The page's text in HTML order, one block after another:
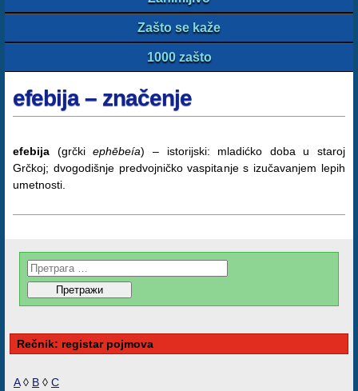
Zašto se kaže
1000 zašto
efebija – značenje
efebija (grčkiephēbeía) – istorijski: mladićko doba u staroj
Grčkoj; dvogodišnje predvojničko vaspitanje s izučavanjem lepih
umetnosti.
Rečnik: registar pojmova
A◊ B ◊ C